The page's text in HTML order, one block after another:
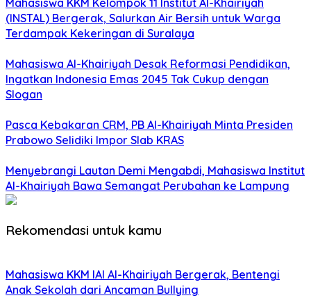
Mahasiswa KKM Kelompok 11 Institut Al-Khairiyah
(INSTAL) Bergerak, Salurkan Air Bersih untuk Warga
Terdampak Kekeringan di Suralaya
Mahasiswa Al-Khairiyah Desak Reformasi Pendidikan,
Ingatkan Indonesia Emas 2045 Tak Cukup dengan
Slogan
Pasca Kebakaran CRM, PB Al-Khairiyah Minta Presiden
Prabowo Selidiki Impor Slab KRAS
Menyebrangi Lautan Demi Mengabdi, Mahasiswa Institut
Al-Khairiyah Bawa Semangat Perubahan ke Lampung
Rekomendasi untuk kamu
Mahasiswa KKM IAI Al-Khairiyah Bergerak, Bentengi
Anak Sekolah dari Ancaman Bullying